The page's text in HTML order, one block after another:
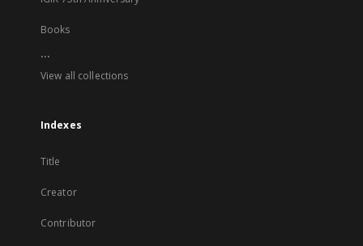
Books
...
View all collections
Indexes
Title
Creator
Contributor